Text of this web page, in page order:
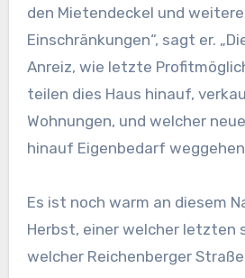
den Mietendeckel und
Einschränkungen“, sagt er.
Anreiz, wie letzte
teilen dies Haus hinauf,
Wohnungen, und welcher
hinauf Eigenbedarf
Es ist noch warm an diesem
Herbst, einer welcher letzten
welcher Reichenberger